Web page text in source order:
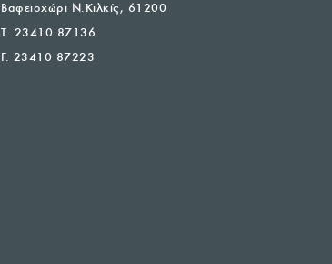
Βαφειοχώρι Ν.Κιλκίς, 61200
T. 23410 87136
F. 23410 87223